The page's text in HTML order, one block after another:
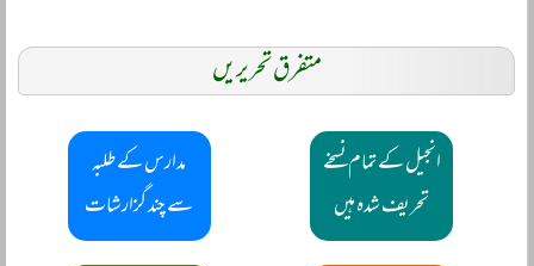
متفرق تحریریں
انجیل کے تمام نسخے
تحریف شدہ ہیں
مدارس کے طلبہ
سے چند گزارشات